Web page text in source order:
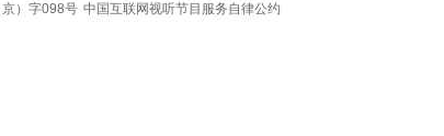
）字098号 中国互联网视听节目服务自律公约